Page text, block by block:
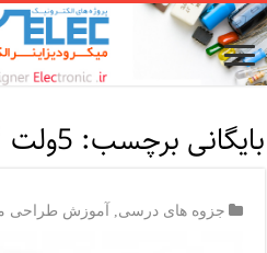
بایگانی برچسب: 5ولت
جزوه های درسی آموزش طراحی